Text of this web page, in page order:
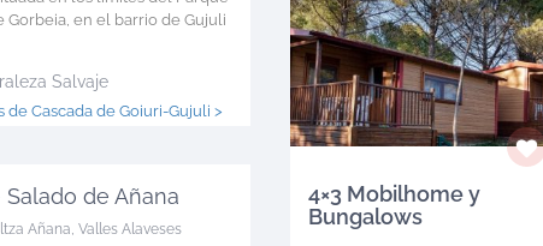
Gorbeia, en el barrio de Gujuli
Salvaje
de Cascada de Goiuri-Gujuli >
Salado de Añana
Añana, Valles Alaveses
4×3 Mobilhome y
Bungalows